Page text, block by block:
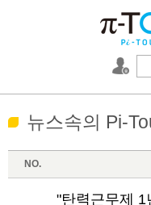
뉴스속의 Pi-
NO.